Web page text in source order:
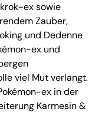
ex sowie
Zauber,
und Dedenne
ex und
viel Mut verlangt.
ex in der
Karmesin &